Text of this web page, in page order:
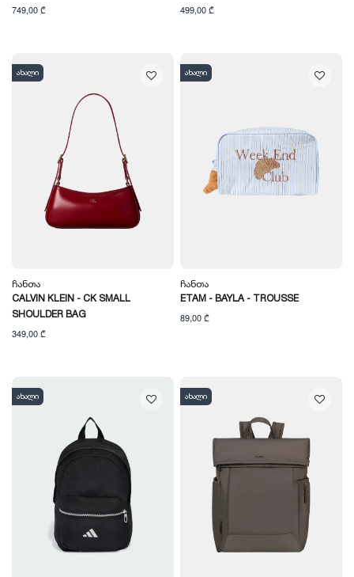
749,00 ₾ 499,00 ₾
ახალი
Ჩანთა
CALVIN KLEIN - CK SMALL
SHOULDER BAG
349,00 ₾
ახალი
Ჩანთა
ETAM - BAYLA - TROUSSE
89,00 ₾
ახალი ახალი